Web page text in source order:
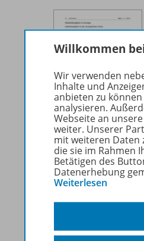
Willkommen
Wir verwenden
Inhalte und
anbieten zu
analysieren.
Webseite an
weiter. Unserer
mit weiteren Daten
die sie im Rahmen
Betätigen des
Datenerhebung
Weiterlesen